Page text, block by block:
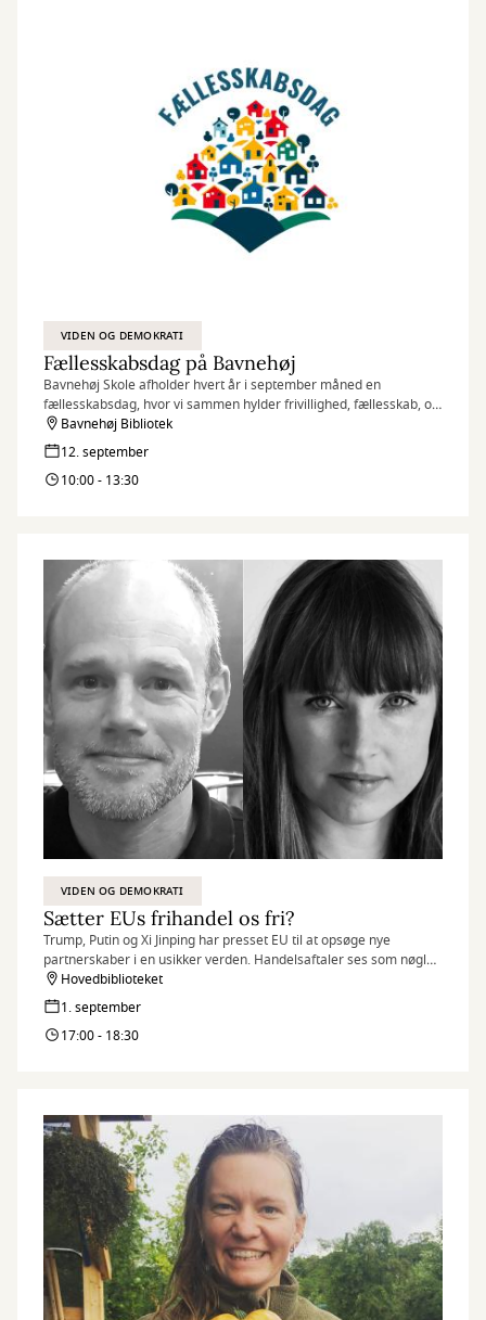
VIDEN OG DEMOKRATI
Fællesskabsdag på Bavnehøj
Bavnehøj Skole afholder hvert år i september måned en
fællesskabsdag, hvor vi sammen hylder frivillighed, fællesskab, og
engagement i Kolt-Hasselager området.
Bavnehøj Bibliotek
12. september
10:00 - 13:30
VIDEN OG DEMOKRATI
Sætter EUs frihandel os fri?
Trump, Putin og Xi Jinping har presset EU til at opsøge nye
partnerskaber i en usikker verden. Handelsaftaler ses som nøglen
til europæisk uafhængighed, men har vi blik for deres
konsekvenser? Kom til boglancering og debat i Aarhus.
Hovedbiblioteket
1. september
17:00 - 18:30